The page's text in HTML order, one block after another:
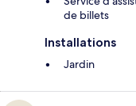
de billets
Installations
Jardin